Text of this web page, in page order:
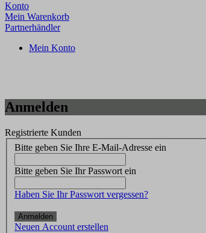
Konto
Mein Warenkorb
Partnerhändler
Mein Konto
Anmelden
Registrierte Kunden
Bitte geben Sie Ihre E-Mail-Adresse ein
Bitte geben Sie Ihr Passwort ein
Haben Sie Ihr Passwort vergessen?
Anmelden
Neuen Account erstellen